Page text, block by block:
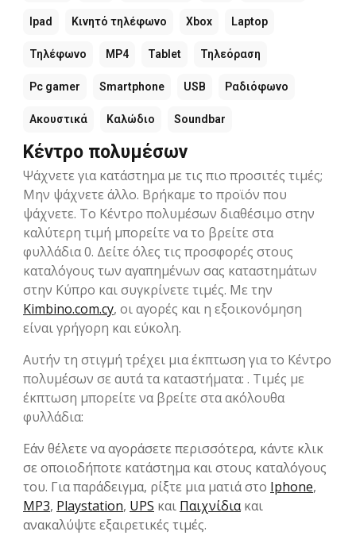
Ipad Κινητό τηλέφωνο Xbox Laptop
Τηλέφωνο MP4 Tablet Τηλεόραση
Pc gamer Smartphone USB Ραδιόφωνο
Ακουστικά Καλώδιο Soundbar
Κέντρο πολυμέσων
Ψάχνετε για κατάστημα με τις πιο προσιτές τιμές;
Μην ψάχνετε άλλο. Βρήκαμε το προϊόν που
ψάχνετε. Το Κέντρο πολυμέσων διαθέσιμο στην
καλύτερη τιμή μπορείτε να το βρείτε στα
φυλλάδια 0. Δείτε όλες τις προσφορές στους
καταλόγους των αγαπημένων σας καταστημάτων
στην Kύπρο και συγκρίνετε τιμές. Με την
Kimbino.com.cy, οι αγορές και η εξοικονόμηση
είναι γρήγορη και εύκολη.
Αυτήν τη στιγμή τρέχει μια έκπτωση για το Κέντρο
πολυμέσων σε αυτά τα καταστήματα: . Τιμές με
έκπτωση μπορείτε να βρείτε στα ακόλουθα
φυλλάδια:
Εάν θέλετε να αγοράσετε περισσότερα, κάντε κλικ
σε οποιοδήποτε κατάστημα και στους καταλόγους
του. Για παράδειγμα, ρίξτε μια ματιά στο Iphone,
MP3, Playstation, UPS και Παιχνίδιακαι
ανακαλύψτε εξαιρετικές τιμές.